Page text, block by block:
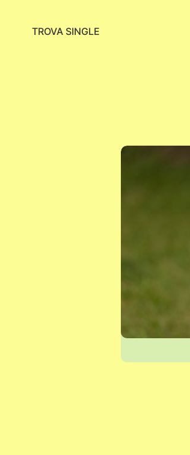
TROVA SINGLE